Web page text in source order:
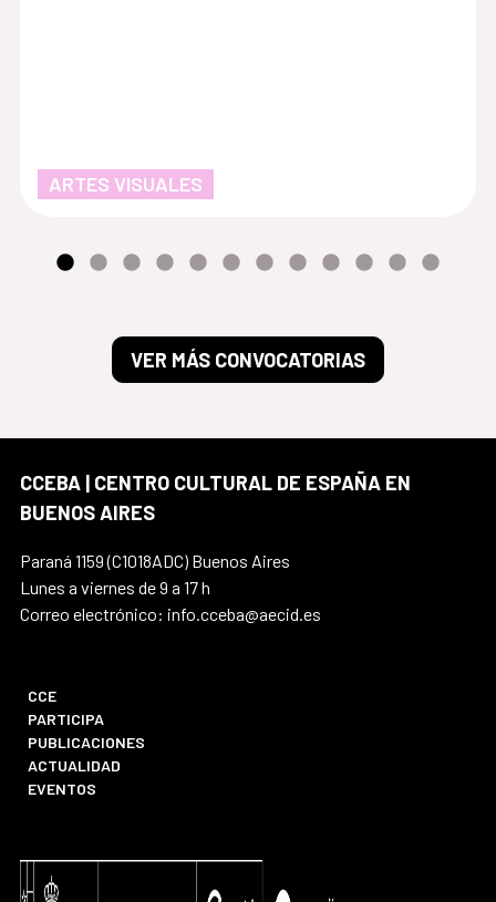
ARTES VISUALES
VER MÁS CONVOCATORIAS
CCEBA | CENTRO CULTURAL DE ESPAÑA EN
BUENOS AIRES
Paraná 1159 (C1018ADC) Buenos Aires
Lunes a viernes de 9 a 17 h
Correo electrónico: info.cceba@aecid.es
CCE
PARTICIPA
PUBLICACIONES
ACTUALIDAD
EVENTOS